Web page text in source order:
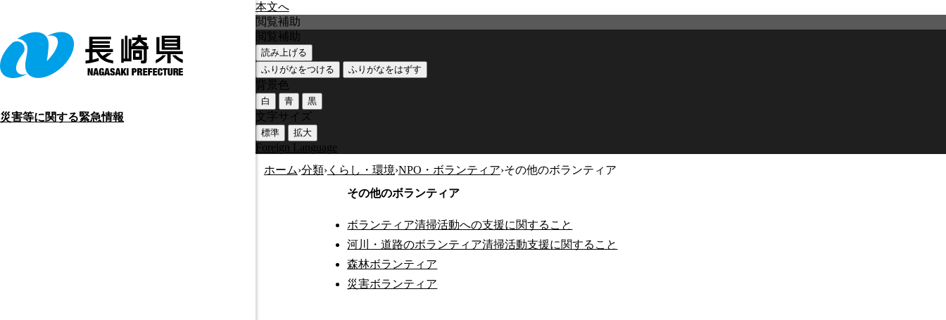
本文へ
災害等に関する緊急情報
閲覧補助
閲覧補助
読み上げる
ふりがなをつける
ふりがなをはずす
背景色
白 青 黒
文字サイズ
標準 拡大
Foreign Language
ホーム›分類›くらし・環境›NPO・ボランティア›その他のボランティア
その他のボランティア
ボランティア清掃活動への支援に関すること
河川・道路のボランティア清掃活動支援に関すること
森林ボランティア
災害ボランティア
公式SNS
このサイトについて
長崎県庁